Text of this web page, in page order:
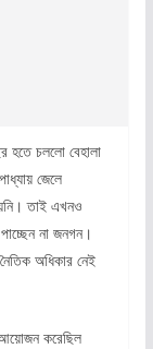
হতে চললো বেহালা
জেলে
তাই এখনও
না জনগন।
অধিকার নেই
আয়োজন করেছিল